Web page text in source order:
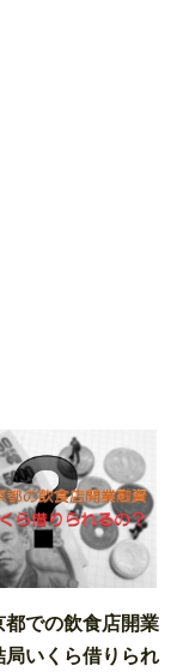
都での飲食店開業
局いくら借りられ